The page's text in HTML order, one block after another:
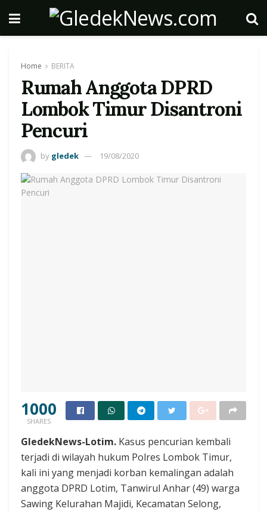
Home BERITA
Rumah Anggota DPRD
Lombok Timur Disantroni
Pencuri
by gledek 19/08/2020
1000
SHARES
GledekNews-Lotim. Kasus pencurian kembali
terjadi di wilayah hukum Polres Lombok Timur,
kali ini yang menjadi korban kemalingan adalah
anggota DPRD Lotim, Tanwirul Anhar (49) warga
Sawing Kelurahan Majidi, Kecamatan Selong,